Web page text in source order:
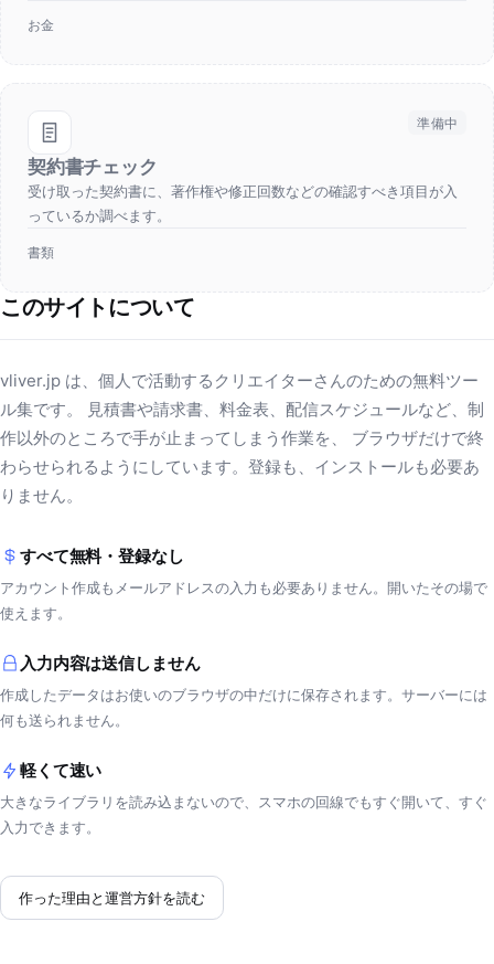
お金
準備中
契約書チェック
受け取った契約書に、著作権や修正回数などの確認すべき項目が入
っているか調べます。
書類
このサイトについて
vliver.jp は、個人で活動するクリエイターさんのための無料ツー
ル集です。 見積書や請求書、料金表、配信スケジュールなど、制
作以外のところで手が止まってしまう作業を、 ブラウザだけで終
わらせられるようにしています。登録も、インストールも必要あ
りません。
すべて無料・登録なし
アカウント作成もメールアドレスの入力も必要ありません。開いたその場で
使えます。
入力内容は送信しません
作成したデータはお使いのブラウザの中だけに保存されます。サーバーには
何も送られません。
軽くて速い
大きなライブラリを読み込まないので、スマホの回線でもすぐ開いて、すぐ
入力できます。
作った理由と運営方針を読む